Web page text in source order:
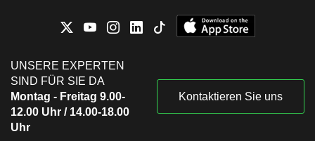
UNSERE EXPERTEN
SIND FÜR SIE DA
Montag - Freitag 9.00-
12.00 Uhr / 14.00-18.00
Uhr
Kontaktieren Sie uns